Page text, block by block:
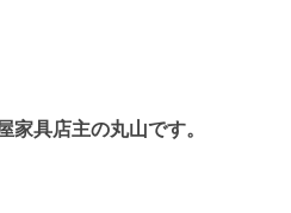
具店主の丸山です。